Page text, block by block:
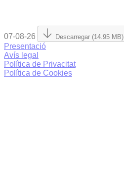
07-08-26 Descarregar (14.95 MB)
Presentació
Avís legal
Política de Privacitat
Política de Cookies